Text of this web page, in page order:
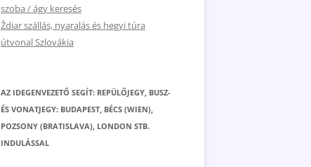
szoba / ágy keresés
Ždiar szállás, nyaralás és hegyi túra
útvonal Szlovákia
AZ IDEGENVEZETŐ SEGÍT: REPÜLŐJEGY, BUSZ-
ÉS VONATJEGY: BUDAPEST, BÉCS (WIEN),
POZSONY (BRATISLAVA), LONDON STB.
INDULÁSSAL